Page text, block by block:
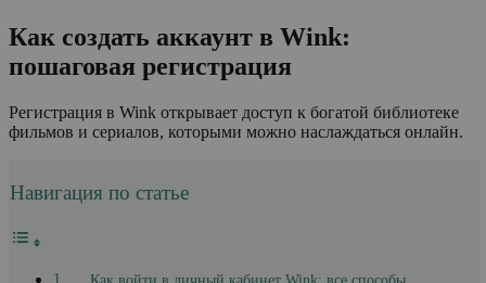
Как создать аккаунт в Wink:
пошаговая регистрация
Регистрация в Wink открывает доступ к богатой библиотеке
фильмов и сериалов, которыми можно наслаждаться онлайн.
Навигация по статье
Как войти в личный кабинет Wink: все способы